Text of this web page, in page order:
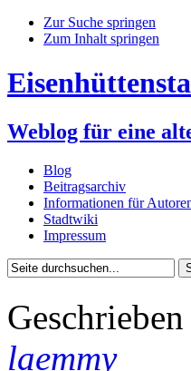
Zur Suche springen
Zum Inhalt springen
Weblog für eine
Blog
Beitragsarchiv
Informationen für
Stadtwiki
Impressum
laemmy